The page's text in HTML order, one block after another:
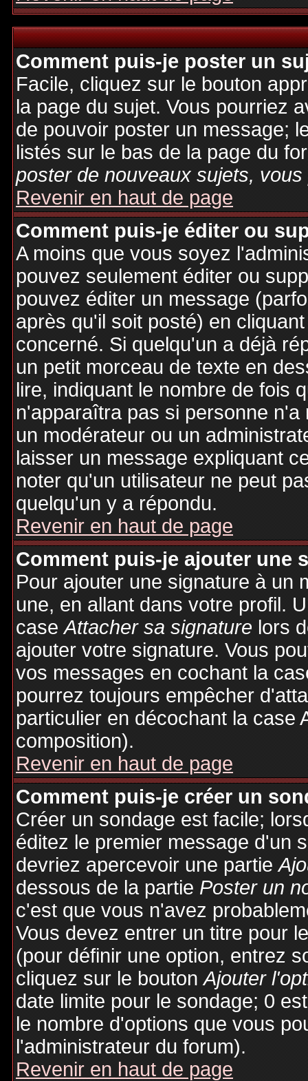
Comment puis-je poster un
Facile, cliquez sur le bouton
la page du sujet. Vous pourriez
de pouvoir poster un message;
listés sur le bas de la page du
poster de nouveaux sujets,
Revenir en haut de page
Comment puis-je éditer ou
A moins que vous soyez
pouvez seulement éditer ou
pouvez éditer un message
après qu'il soit posté) en
concerné. Si quelqu'un a déjà
un petit morceau de texte en
lire, indiquant le nombre de fois
n'apparaîtra pas si personne
un modérateur ou un
laisser un message expliquant
noter qu'un utilisateur ne peut
quelqu'un y a répondu.
Revenir en haut de page
Comment puis-je ajouter une
Pour ajouter une signature à un
une, en allant dans votre profil.
caseAttacher sa signaturelors
ajouter votre signature. Vous
vos messages en cochant la
pourrez toujours empêcher
particulier en décochant la case
composition).
Revenir en haut de page
Comment puis-je créer un
Créer un sondage est facile;
éditez le premier message d'un
devriez apercevoir une partie
dessous de la partiePoster un
c'est que vous n'avez
Vous devez entrer un titre pour
(pour définir une option, entrez
cliquez sur le boutonAjouter
date limite pour le sondage; 0
le nombre d'options que vous
l'administrateur du forum).
Revenir en haut de page